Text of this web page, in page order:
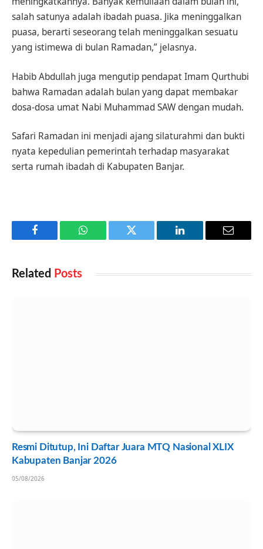
salah satunya adalah ibadah puasa. Jika meninggalkan
puasa, berarti seseorang telah meninggalkan sesuatu
yang istimewa di bulan Ramadan,” jelasnya.
Habib Abdullah juga mengutip pendapat Imam Qurthubi
bahwa Ramadan adalah bulan yang dapat membakar
dosa-dosa umat Nabi Muhammad SAW dengan mudah.
Safari Ramadan ini menjadi ajang silaturahmi dan bukti
nyata kepedulian pemerintah terhadap masyarakat
serta rumah ibadah di Kabupaten Banjar.
Facebook WhatsApp Twitter LinkedIn Email
Related Posts
Resmi Ditutup, Ini Daftar Juara MTQ Nasional XLIX
Kabupaten Banjar 2026
05/08/2026